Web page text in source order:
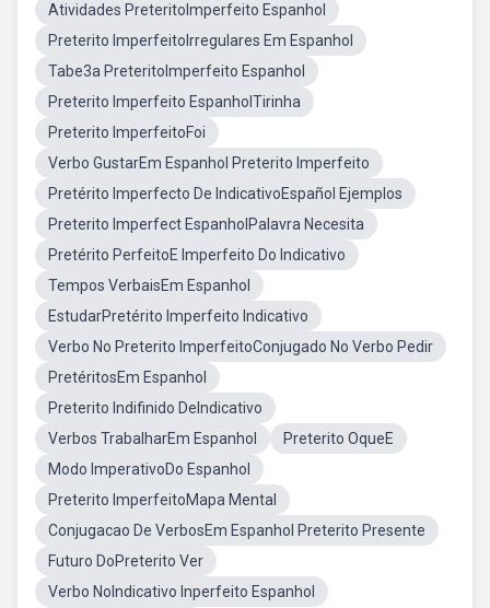
Atividades PreteritoImperfeito Espanhol
Preterito ImperfeitoIrregulares Em Espanhol
Tabe3a PreteritoImperfeito Espanhol
Preterito Imperfeito EspanholTirinha
Preterito ImperfeitoFoi
Verbo GustarEm Espanhol Preterito Imperfeito
Pretérito Imperfecto De IndicativoEspañol Ejemplos
Preterito Imperfect EspanholPalavra Necesita
Pretérito PerfeitoE Imperfeito Do Indicativo
Tempos VerbaisEm Espanhol
EstudarPretérito Imperfeito Indicativo
Verbo No Preterito ImperfeitoConjugado No Verbo Pedir
PretéritosEm Espanhol
Preterito Indifinido DeIndicativo
Verbos TrabalharEm Espanhol
Preterito OqueE
Modo ImperativoDo Espanhol
Preterito ImperfeitoMapa Mental
Conjugacao De VerbosEm Espanhol Preterito Presente
Futuro DoPreterito Ver
Verbo NoIndicativo Inperfeito Espanhol